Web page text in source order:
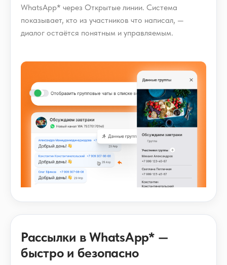
WhatsApp* через Открытые линии. Система
показывает, кто из участников что написал, —
диалог остаётся понятным и управляемым.
Рассылки в WhatsApp* —
быстро и безопасно